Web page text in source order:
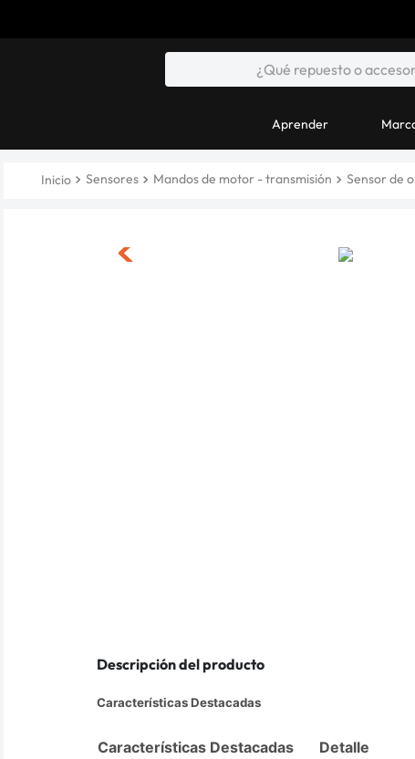
Aprender
Sensores Mandos de motor - transmisión Sensor de
Descripción del producto
Características Destacadas
Características Destacadas
Detalle